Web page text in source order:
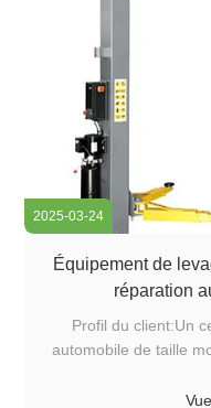
2025-03-24
Équipement de
réparation
Profil du client:Un
automobile de taille
client avait besoin d'un